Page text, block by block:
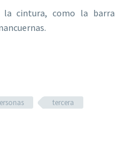
la cintura, como la barra
tercera